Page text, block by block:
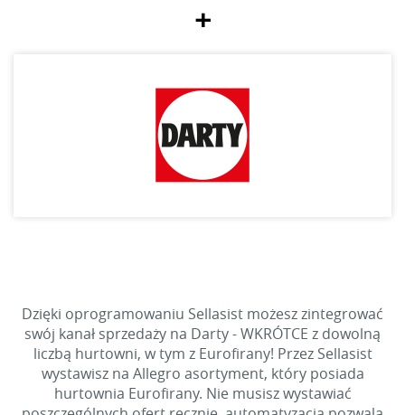
+
Dzięki oprogramowaniu Sellasist możesz zintegrować
swój kanał sprzedaży na Darty - WKRÓTCE z dowolną
liczbą hurtowni, w tym z Eurofirany! Przez Sellasist
wystawisz na Allegro asortyment, który posiada
hurtownia Eurofirany. Nie musisz wystawiać